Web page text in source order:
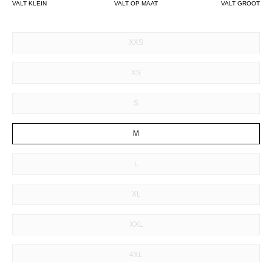
VALT KLEIN VALT OP MAAT VALT GROOT
XXS
XS
S
M
L
XL
XXL
4XL